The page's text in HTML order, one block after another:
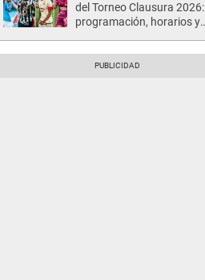
del Torneo Clausura 2026:
programación, horarios y